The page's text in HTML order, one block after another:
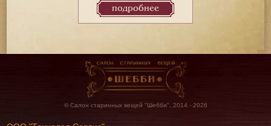
подробнее
© Салон старинных вещей "Шебби", 2014 - 2026